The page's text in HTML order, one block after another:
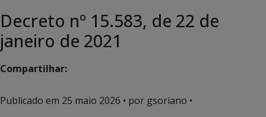
Decreto nº 15.583, de 22 de
janeiro de 2021
Compartilhar:
Publicado em 25 maio 2026 • por gsoriano •